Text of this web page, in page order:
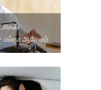
மம்தா ஆவேசம்